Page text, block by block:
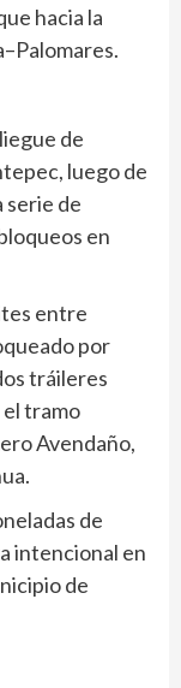
hacia la
de
luego de
serie de
en
entre
por
tráileres
tramo
Avendaño,
de
intencional en
de